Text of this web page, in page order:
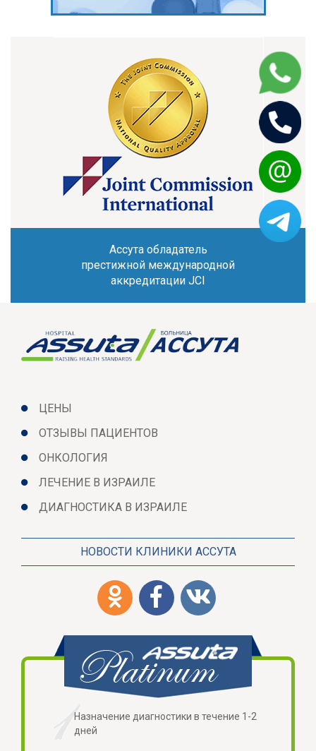
Ассута обладатель
престижной международной
аккредитации JCI
ЦЕНЫ
ОТЗЫВЫ ПАЦИЕНТОВ
ОНКОЛОГИЯ
ЛЕЧЕНИЕ В ИЗРАИЛЕ
ДИАГНОСТИКА В ИЗРАИЛЕ
НОВОСТИ КЛИНИКИ АССУТА
Назначение диагностики в течение 1-2
дней